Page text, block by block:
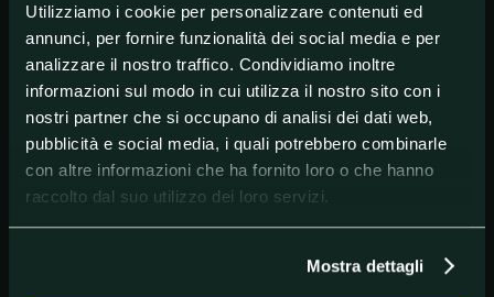
Utilizziamo i cookie per personalizzare contenuti ed
annunci, per fornire funzionalità dei social media e per
analizzare il nostro traffico. Condividiamo inoltre
informazioni sul modo in cui utilizza il nostro sito con i
nostri partner che si occupano di analisi dei dati web,
pubblicità e social media, i quali potrebbero combinarle
con altre informazioni che ha fornito loro o che hanno
raccolto dal suo utilizzo dei loro servizi.
Mostra dettagli
In programma sabato pomeriggio a Doha, Croazia-
Marocco vale il terzo posto di Qatar 2022 ed è la
ripetizione della sfida giocata poche settimane fa
concluso 0-0; come finirà questa volta?
Croazia
Vicecampione del mondo nel 2018, la Croazia
affronta il Marocco con l'obiettivo di replicare il terzo